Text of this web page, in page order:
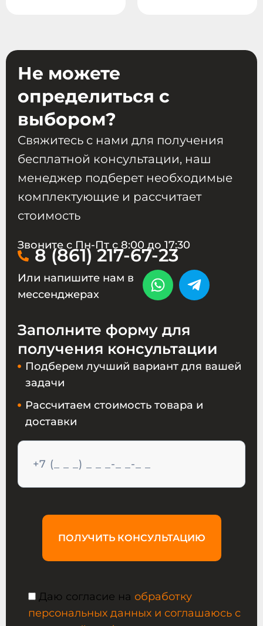
Не можете
определиться с
выбором?
Свяжитесь с нами для получения
бесплатной консультации, наш
менеджер подберет необходимые
комплектующие и рассчитает
стоимость
Звоните с Пн-Пт с 8:00 до 17:30
8 (861) 217-67-23
Или напишите нам в
мессенджерах
Заполните форму для
получения консультации
Подберем лучший вариант для вашей
задачи
Рассчитаем стоимость товара и
доставки
ПОЛУЧИТЬ КОНСУЛЬТАЦИЮ
Даю согласие на обработку
персональных данных и соглашаюсь с